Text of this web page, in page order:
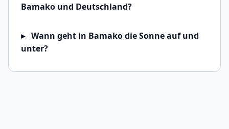
Bamako und Deutschland?
Wann geht in Bamako die Sonne auf und
unter?